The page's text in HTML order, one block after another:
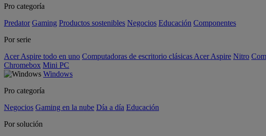
Pro categoría
Predator Gaming Productos sostenibles Negocios Educación Componentes
Por serie
Acer Aspire todo en uno Computadoras de escritorio clásicas Acer Aspire Nitro
Chromebox Mini PC
Windows
Pro categoría
Negocios Gaming en la nube Día a día Educación
Por solución